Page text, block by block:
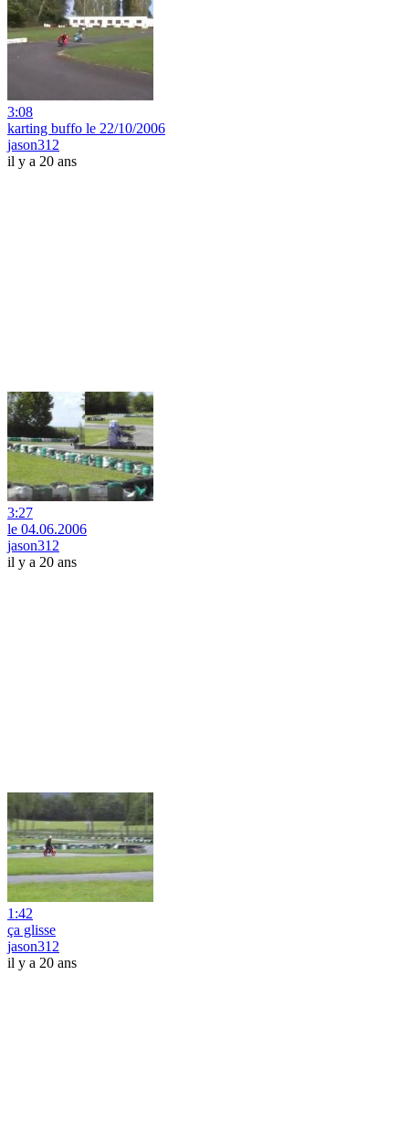
3:08
karting buffo le 22/10/2006
jason312
il y a 20 ans
3:27
le 04.06.2006
jason312
il y a 20 ans
1:42
ça glisse
jason312
il y a 20 ans